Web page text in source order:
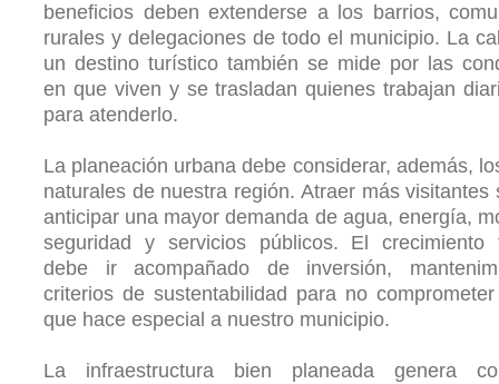
beneficios deben extenderse a los barrios,
rurales y delegaciones de todo el municipio. La
un destino turístico también se mide por las
en que viven y se trasladan quienes trabajan
para atenderlo.
La planeación urbana debe considerar, además,
naturales de nuestra región. Atraer más visitantes
anticipar una mayor demanda de agua, energía,
seguridad y servicios públicos. El crecimiento
debe ir acompañado de inversión,
criterios de sustentabilidad para no
que hace especial a nuestro municipio.
La infraestructura bien planeada genera